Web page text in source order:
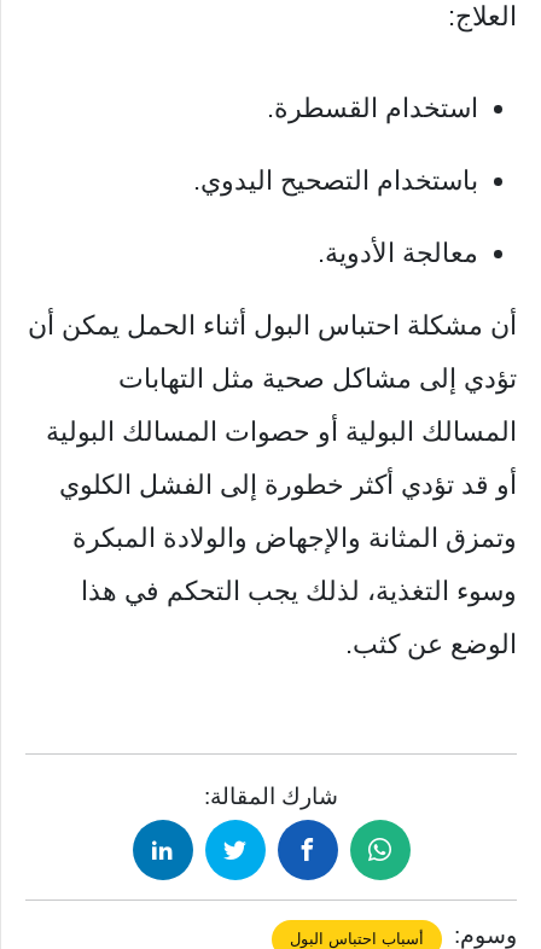
العلاج:
استخدام القسطرة.
باستخدام التصحيح اليدوي.
معالجة الأدوية.
أن مشكلة احتباس البول أثناء الحمل يمكن أن
تؤدي إلى مشاكل صحية مثل التهابات
المسالك البولية أو حصوات المسالك البولية
أو قد تؤدي أكثر خطورة إلى الفشل الكلوي
وتمزق المثانة والإجهاض والولادة المبكرة
وسوء التغذية، لذلك يجب التحكم في هذا
الوضع عن كثب.
شارك المقالة:
وسوم: أسباب احتباس البول